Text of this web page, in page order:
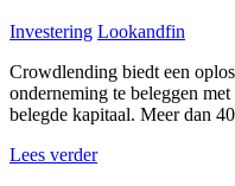
Investering Lookandfin
Crowdlending biedt een
onderneming te beleggen
belegde kapitaal. Meer dan
Lees verder